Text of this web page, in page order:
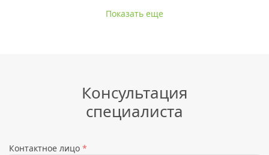
Показать еще
Консультация
специалиста
Контактное лицо *